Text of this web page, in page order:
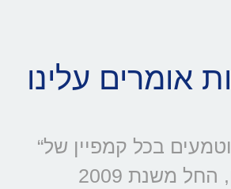
“מוצרי קולמי מוטמעים בכל קמפיין של
סלקום ונטוויז’ן, החל משנת 2009